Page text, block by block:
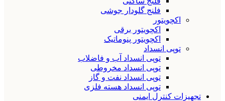
فلنج گلودار جوشی
اکچویتور
اکچویتور برقی
اکچویتور پنوماتیک
توپی انسداد
توپی انسداد آب و فاضلاب
توپی انسداد مخروطی
توپی انسداد نفت و گاز
توپی انسداد هسته فلزی
تجهیزات کنترل ایمنی